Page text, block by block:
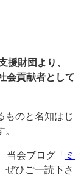
援財団より、
会貢献者として
ものと名知はじ
当会ブログ「 ミ
ぜひご一読下さ